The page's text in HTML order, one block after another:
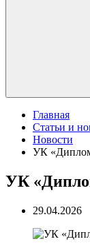
Главная
Статьи и
Новости
УК
УК
29.04.2026